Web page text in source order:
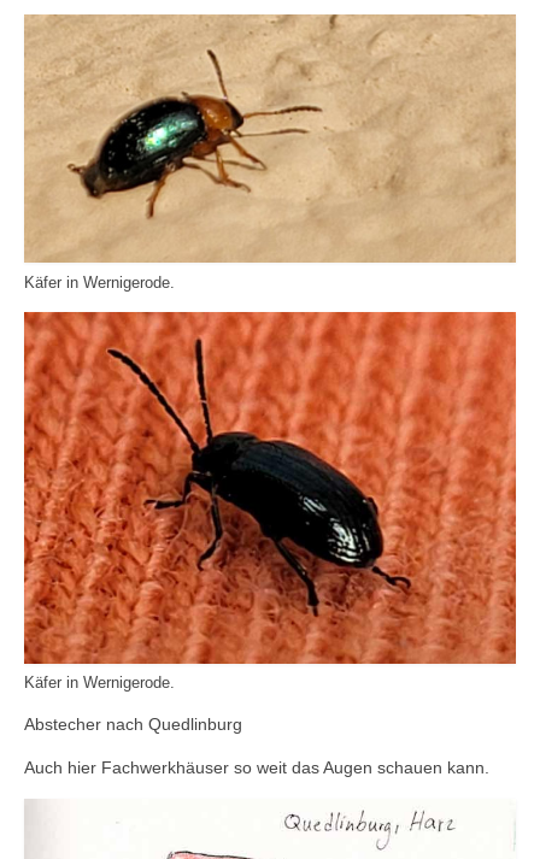
Käfer in Wernigerode.
Käfer in Wernigerode.
Abstecher nach Quedlinburg
Auch hier Fachwerkhäuser so weit das Augen schauen kann.